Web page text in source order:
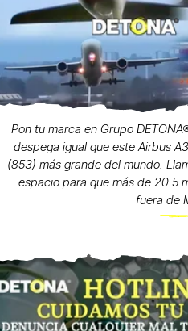
Pon tu marca en Grupo
despega igual que este Airbus
(853) más grande del mundo.
espacio para que más de 20.5
fuera de